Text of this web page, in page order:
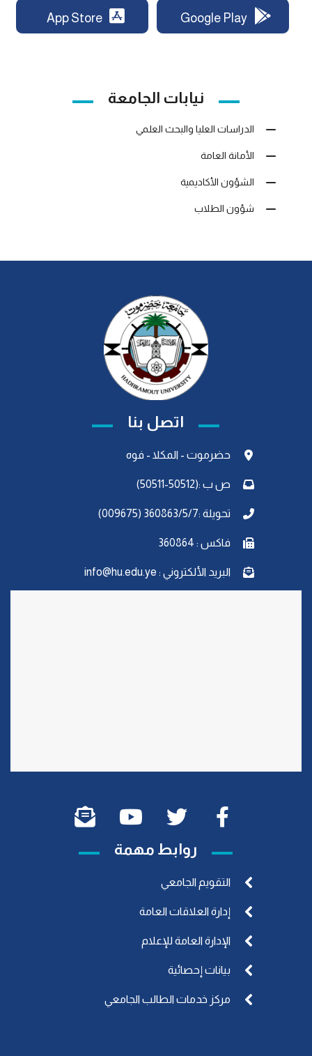
Google Play
App Store
نيابات الجامعة
الدراسات العليا والبحث العلمي
الأمانة العامة
الشؤون الأكاديمية
شؤون الطلاب
اتصل بنا
حضرموت - المكلا - فوه
ص ب :(50512-50511)
تحويلة :360863/5/7 (009675)
فاكس : 360864
البريد الألكتروني : info@hu.edu.ye
روابط مهمة
التقويم الجامعي
إدارة العلاقات العامة
الإدارة العامة للإعلام
بيانات إحصائية
مركز خدمات الطالب الجامعي